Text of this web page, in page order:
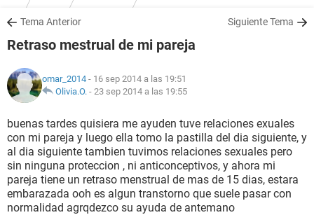
SALUD
NUTRICIÓN
BIENESTAR
SEXUALIDAD
GLOSARIO
Tema Anterior Siguiente Tema
Retraso mestrual de mi pareja
omar_2014 - 16 sep 2014 a las 19:51
Olivia.O. - 23 sep 2014 a las 19:55
buenas tardes quisiera me ayuden tuve relaciones exuales
con mi pareja y luego ella tomo la pastilla del dia siguiente, y
al dia siguiente tambien tuvimos relaciones sexuales pero
sin ninguna proteccion , ni anticonceptivos, y ahora mi
pareja tiene un retraso menstrual de mas de 15 dias, estara
embarazada ooh es algun transtorno que suele pasar con
normalidad agrqdezco su ayuda de antemano